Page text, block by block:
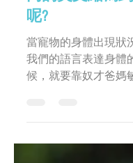
◆奴才必備◆ 寵
內的英文縮寫
呢?
當寵物的身體出現狀